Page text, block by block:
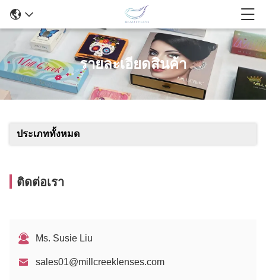
รายละเอียดสินค้า
ประเภททั้งหมด
ติดต่อเรา
Ms. Susie Liu
sales01@millcreeklenses.com